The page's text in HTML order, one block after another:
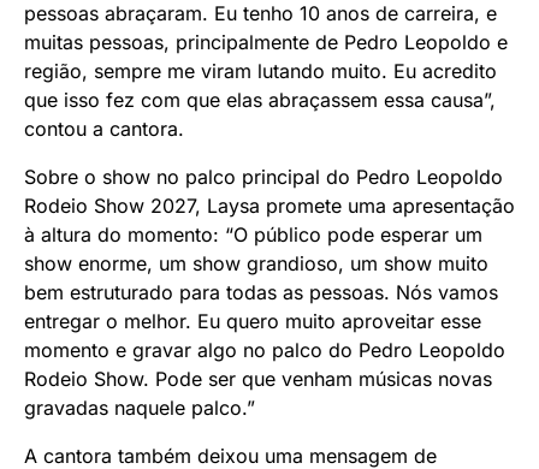
pessoas abraçaram. Eu tenho 10 anos de carreira, e
muitas pessoas, principalmente de Pedro Leopoldo e
região, sempre me viram lutando muito. Eu acredito
que isso fez com que elas abraçassem essa causa”,
contou a cantora.
Sobre o show no palco principal do Pedro Leopoldo
Rodeio Show 2027, Laysa promete uma apresentação
à altura do momento: “O público pode esperar um
show enorme, um show grandioso, um show muito
bem estruturado para todas as pessoas. Nós vamos
entregar o melhor. Eu quero muito aproveitar esse
momento e gravar algo no palco do Pedro Leopoldo
Rodeio Show. Pode ser que venham músicas novas
gravadas naquele palco.”
A cantora também deixou uma mensagem de